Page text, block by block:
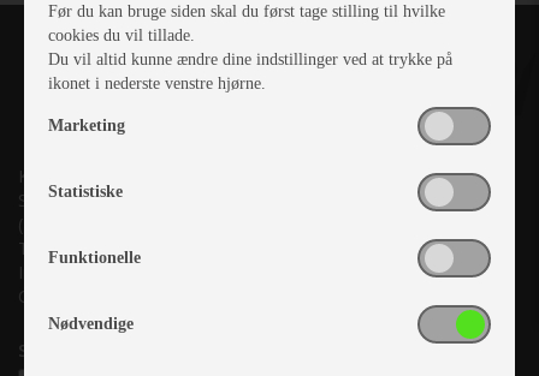
Kronjyllands Camping Center A/S
Suderholmen 10, 8960 Randers SØ
(Lige ud til Grenåvej)
Tlf. +45 87 10 98 70
Info@as-kcc.dk
CVR: 33 38 77 33
Samtykke til nyhedsbrev
Før du kan bruge siden skal du først tage stilling til hvilke
cookies du vil tillade.
Du vil altid kunne ændre dine indstillinger ved at trykke på
ikonet i nederste venstre hjørne.
Marketing
Statistiske
Funktionelle
Nødvendige